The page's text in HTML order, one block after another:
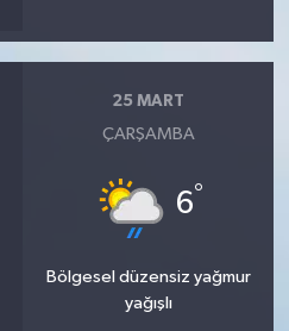
25 MART
ÇARŞAMBA
6°
Bölgesel düzensiz yağmur
yağışlı